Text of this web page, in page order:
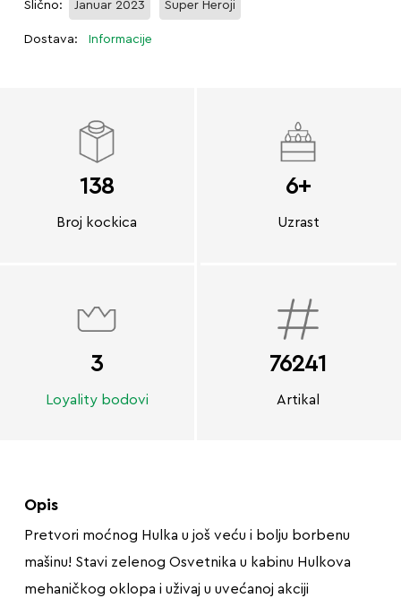
Slično: Januar 2023 Super Heroji
Dostava: Informacije
138
Broj kockica
6+
Uzrast
3
Loyality bodovi
76241
Artikal
Opis
Pretvori moćnog Hulka u još veću i bolju borbenu
mašinu! Stavi zelenog Osvetnika u kabinu Hulkova
mehaničkog oklopa i uživaj u uvećanoj akciji